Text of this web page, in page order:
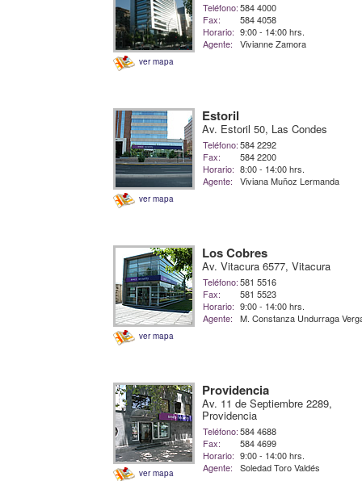
ver mapa
Teléfono:584 4000
Fax:
584 4058
Horario: 9:00 - 14:00 hrs.
Agente:
Vivianne Zamora
ver mapa
Estoril
Av. Estoril 50, Las Condes
Teléfono:584 2292
Fax:
584 2200
Horario: 8:00 - 14:00 hrs.
Agente:
Viviana Muñoz Lermanda
ver mapa
Los Cobres
Av. Vitacura 6577, Vitacura
Teléfono:581 5516
Fax:
581 5523
Horario: 9:00 - 14:00 hrs.
Agente:
M. Constanza Undurraga
ver mapa
Providencia
Av. 11 de Septiembre 2289,
Providencia
Teléfono:584 4688
Fax:
584 4699
Horario: 9:00 - 14:00 hrs.
Agente:
Soledad Toro Valdés